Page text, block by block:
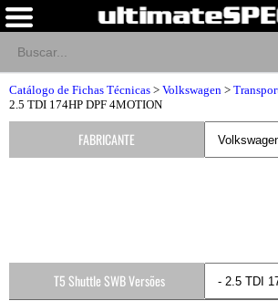
Catálogo de Fichas Técnicas > Volkswagen >
2.5 TDI 174HP DPF 4MOTION
FABRICANTE
T5 Shuttle SWB Versões